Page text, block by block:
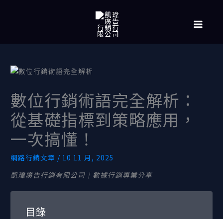
MENU
數位行銷術語完全解析：
從基礎指標到策略應用，
一次搞懂！
網路行銷文章 / 10 11 月, 2025
凱瑋廣告行銷有限公司｜數據行銷專業分享
目錄